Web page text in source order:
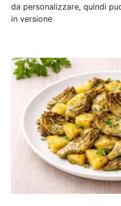
da personalizzare, quindi
in versione